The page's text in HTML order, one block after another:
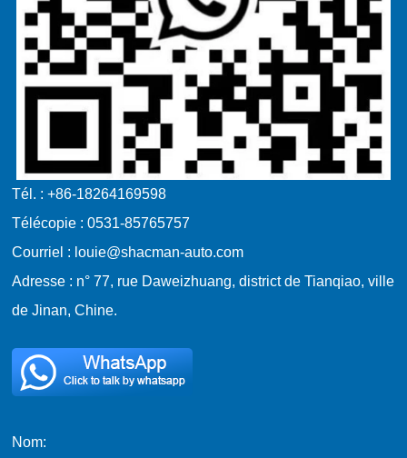
Tél. : +86-18264169598
Télécopie : 0531-85765757
Courriel : louie@shacman-auto.com
Adresse : n° 77, rue Daweizhuang, district de Tianqiao, ville
de Jinan, Chine.
Nom: